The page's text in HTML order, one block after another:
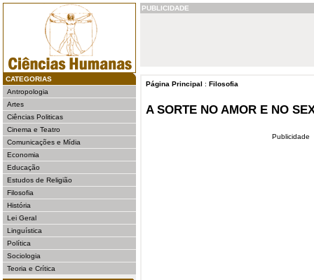
CATEGORIAS
Antropologia
Artes
Ciências Politicas
Cinema e Teatro
Comunicações e Mídia
Economia
Educação
Estudos de Religião
Filosofia
História
Lei Geral
Linguística
Política
Sociologia
Teoria e Crítica
PUBLICIDADE
Página Principal : Filosofia
A SORTE NO AMOR E NO
Publicidade